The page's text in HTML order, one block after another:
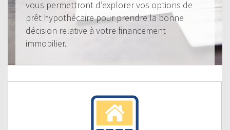
vous permettront d’explorer vos options de
prêt hypothécaire pour prendre la bonne
décision relative à votre financement
immobilier.